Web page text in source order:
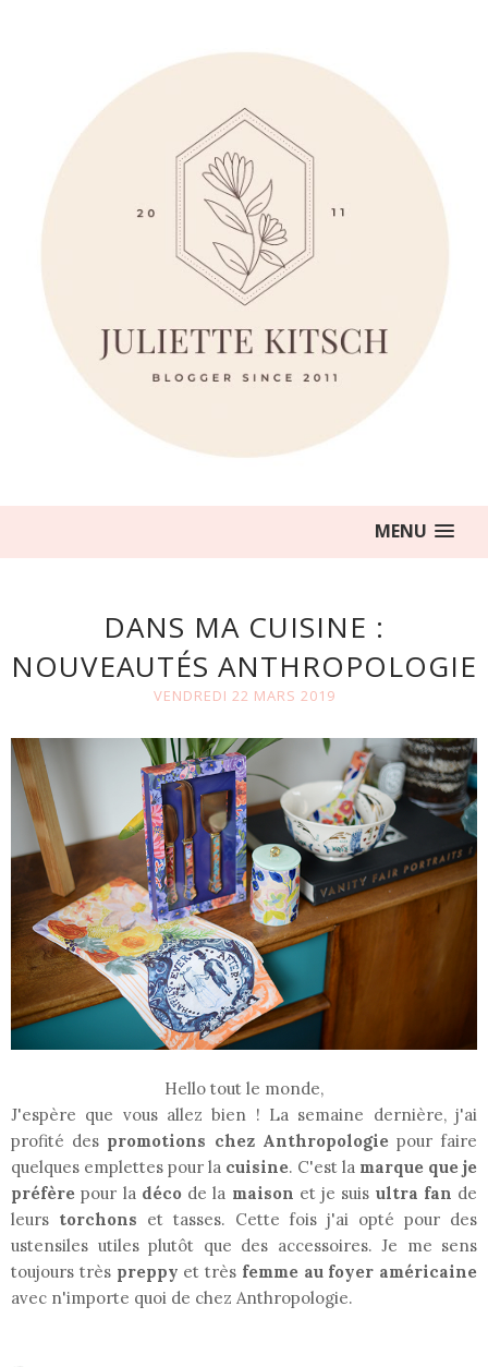
MENU
DANS MA CUISINE :
NOUVEAUTÉS ANTHROPOLOGIE
VENDREDI 22 MARS 2019
Hello tout le monde,
J'espère que vous allez bien ! La semaine dernière, j'ai
profité des promotions chez Anthropologie pour faire
quelques emplettes pour la cuisine. C'est la marque que je
préfère pour la décode la maison et je suis ultra fan de
leurs torchons et tasses. Cette fois j'ai opté pour des
ustensiles utiles plutôt que des accessoires. Je me sens
toujours très preppy et très femme au foyer américaine
avec n'importe quoi de chez Anthropologie.